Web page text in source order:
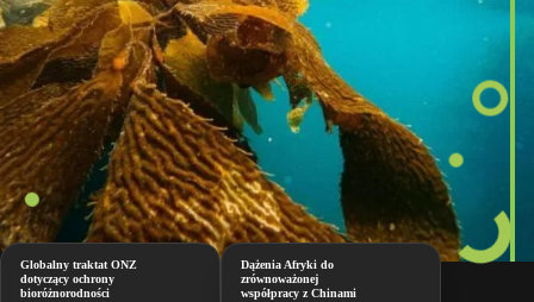
Globalny traktat ONZ
dotyczący ochrony
bioróżnorodności
Dążenia Afryki do
zrównoważonej
współpracy z Chinami